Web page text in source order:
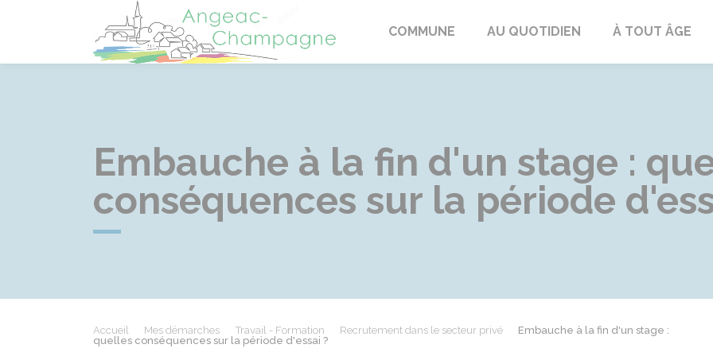
Angeac-Champagne
COMMUNE AU QUOTIDIEN À TOUT ÂGE
Embauche à la fin d'un stage :
conséquences sur la période
Accueil Mes démarches Travail - Formation Recrutement dans le secteur privé
Embauche à la fin d'un stage :
quelles conséquences sur la période d'essai ?